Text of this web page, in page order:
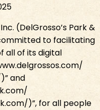
(DelGrosso’s Park &
to facilitating
all of its digital
and
)”, for all people